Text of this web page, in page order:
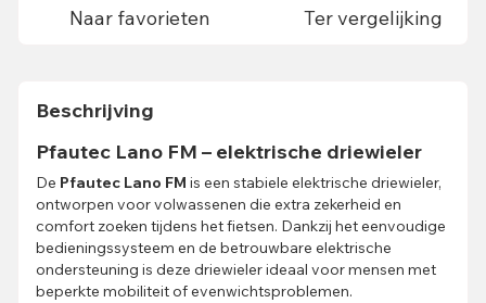
Naar favorieten Ter vergelijking
Beschrijving
Pfautec Lano FM – elektrische driewieler
De Pfautec Lano FM is een stabiele elektrische driewieler,
ontworpen voor volwassenen die extra zekerheid en
comfort zoeken tijdens het fietsen. Dankzij het eenvoudige
bedieningssysteem en de betrouwbare elektrische
ondersteuning is deze driewieler ideaal voor mensen met
beperkte mobiliteit of evenwichtsproblemen.